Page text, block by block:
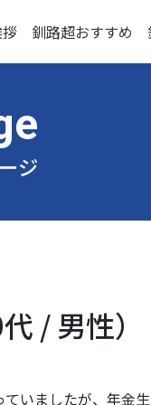
釧路超おすすめ
ジ
/ 男性）
いましたが、年金